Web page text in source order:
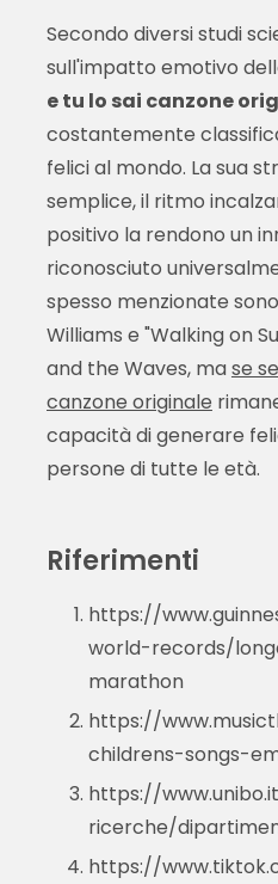
Secondo diversi studi
sull'impatto emotivo
e tu lo sai canzone
costantemente
felici al mondo. La sua
semplice, il ritmo
positivo la rendono un
riconosciuto
spesso menzionate
Williams e "Walking on
and the Waves, mase
canzone originale
capacità di generare
persone di tutte le età.
Riferimenti
https://
world-records/
marathon
https://
childrens-songs-
https://
ricerche/
https://